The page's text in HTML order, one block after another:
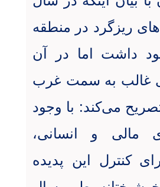
ریزگرد در منطقه
داشت اما در آن
غالب به سمت غرب
می‌کند: با وجود
مالی و انسانی،
کنترل این پدیده